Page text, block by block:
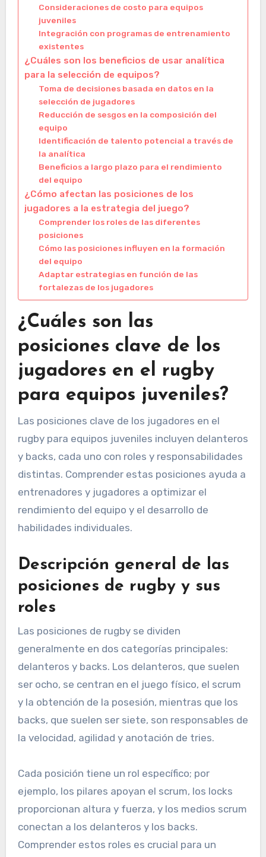
Consideraciones de costo para equipos
juveniles
Integración con programas de entrenamiento
existentes
¿Cuáles son los beneficios de usar analítica
para la selección de equipos?
Toma de decisiones basada en datos en la
selección de jugadores
Reducción de sesgos en la composición del
equipo
Identificación de talento potencial a través de
la analítica
Beneficios a largo plazo para el rendimiento
del equipo
¿Cómo afectan las posiciones de los
jugadores a la estrategia del juego?
Comprender los roles de las diferentes
posiciones
Cómo las posiciones influyen en la formación
del equipo
Adaptar estrategias en función de las
fortalezas de los jugadores
¿Cuáles son las
posiciones clave de los
jugadores en el rugby
para equipos juveniles?
Las posiciones clave de los jugadores en el
rugby para equipos juveniles incluyen delanteros
y backs, cada uno con roles y responsabilidades
distintas. Comprender estas posiciones ayuda a
entrenadores y jugadores a optimizar el
rendimiento del equipo y el desarrollo de
habilidades individuales.
Descripción general de las
posiciones de rugby y sus
roles
Las posiciones de rugby se dividen
generalmente en dos categorías principales:
delanteros y backs. Los delanteros, que suelen
ser ocho, se centran en el juego físico, el scrum
y la obtención de la posesión, mientras que los
backs, que suelen ser siete, son responsables de
la velocidad, agilidad y anotación de tries.
Cada posición tiene un rol específico; por
ejemplo, los pilares apoyan el scrum, los locks
proporcionan altura y fuerza, y los medios scrum
conectan a los delanteros y los backs.
Comprender estos roles es crucial para un